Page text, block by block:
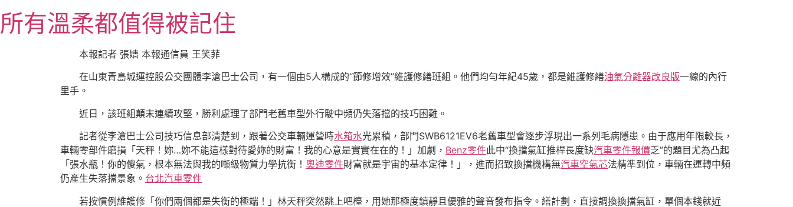
至
主所有溫柔都值得被記住
本報記者 張嬙 本報通信員 王笑菲
在山東青島城運控股公交團體李滄巴士公司，有一個由5人構成的“節修增效”維護修繕班組。他們均勻年紀45歲，都是維護修繕油氣分離器改良版一線的內行
里手。
近日，該班組顛末連續攻堅，勝利處理了部門老舊車型外行駛中頻仍失落擋的技巧困難。
記者從李滄巴士公司技巧信息部清楚到，跟著公交車輛運營時水箱水光累積，部門SWB6121EV6老舊車型會逐步浮現出一系列毛病隱患。由于應用年限較長，
車輛零部件磨損「天秤！妳…妳不能這樣對待愛妳的財富！我的心意是實實在在的！」加劇， Benz零件此中“換擋氣缸推桿長度缺汽車零件報價乏”的題目尤為凸起
「張水瓶！你的傻氣，根本無法與我的噸級物質力學抗衡！ 奧迪零件財富就是宇宙的基本定律！」，進而招致換擋機構無汽車空氣芯法精準到位，車輛在運轉中頻
仍產生失落擋景象。 台北汽車零件
若按慣例維護修「你們兩個都是失衡的極端！」林天秤突然跳上吧檯，用她那極度鎮靜且優雅的聲音發布指令。繕計劃，直接調換換擋氣缸，單個本錢就近